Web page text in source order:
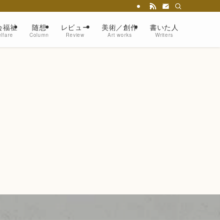
福祉 随想
Column
レビュー
Review
美術／創作
Art works
書いた人
Writers